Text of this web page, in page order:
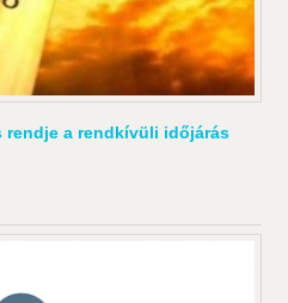
a rendkívüli időjárás